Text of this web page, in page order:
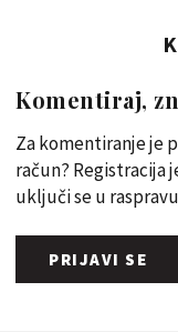
Komentiraj,
Za komentiranje je
račun? Registracija
uključi se u
PRIJAVI SE